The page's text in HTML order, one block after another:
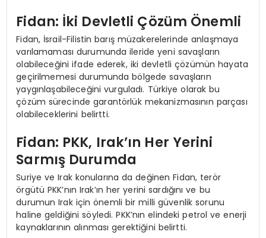
Fidan: İki Devletli Çözüm Önemli
Fidan, İsrail-Filistin barış müzakerelerinde anlaşmaya
varılamaması durumunda ileride yeni savaşların
olabileceğini ifade ederek, iki devletli çözümün hayata
geçirilmemesi durumunda bölgede savaşların
yaygınlaşabileceğini vurguladı. Türkiye olarak bu
çözüm sürecinde garantörlük mekanizmasının parçası
olabileceklerini belirtti.
Fidan: PKK, Irak’ın Her Yerini
Sarmış Durumda
Suriye ve Irak konularına da değinen Fidan, terör
örgütü PKK’nın Irak’ın her yerini sardığını ve bu
durumun Irak için önemli bir milli güvenlik sorunu
haline geldiğini söyledi. PKK’nın elindeki petrol ve enerji
kaynaklarının alınması gerektiğini belirtti.